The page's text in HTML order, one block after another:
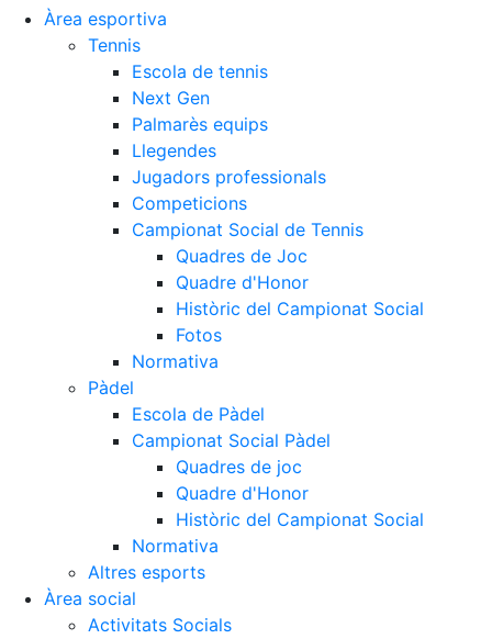
Àrea esportiva
Tennis
Escola de tennis
Next Gen
Palmarès equips
Llegendes
Jugadors professionals
Competicions
Campionat Social de Tennis
Quadres de Joc
Quadre d'Honor
Històric del Campionat Social
Fotos
Normativa
Pàdel
Escola de Pàdel
Campionat Social Pàdel
Quadres de joc
Quadre d'Honor
Històric del Campionat Social
Normativa
Altres esports
Àrea social
Activitats Socials